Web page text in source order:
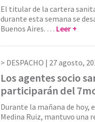
El titular de la cartera
durante esta semana se
Buenos Aires. … Leer +
DESPACHO | 27 agosto,
Los agentes socio
participarán del
Durante la mañana de hoy,
Medina Ruiz, mantuvo una